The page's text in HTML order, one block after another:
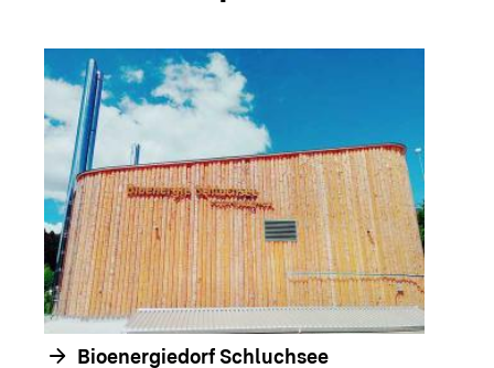
arrow_forward Bioenergiedorf Schluchsee